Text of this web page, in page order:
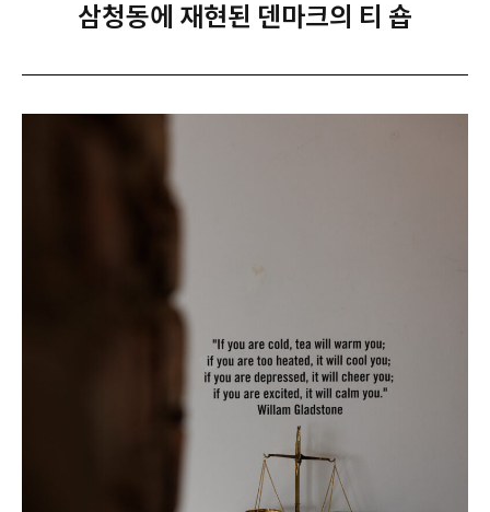
삼청동에 재현된 덴마크의 티 숍